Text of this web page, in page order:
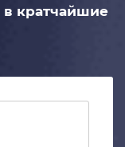
в кратчайшие